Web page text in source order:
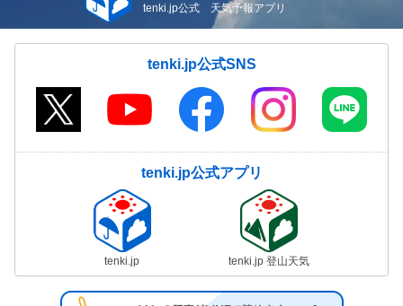
tenki.jp公式 天気予報アプリ
tenki.jp公式SNS
tenki.jp公式アプリ
tenki.jp tenki.jp 登山天気